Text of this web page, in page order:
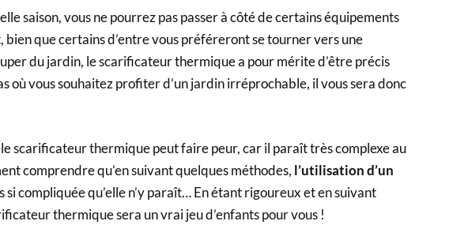
saison, vous ne pourrez pas passer à côté de certains équipements
que certains d’entre vous préféreront se tourner vers une
du jardin, le scarificateur thermique a pour mérite d’être précis
où vous souhaitez profiter d’un jardin irréprochable, il vous sera donc
scarificateur thermique peut faire peur, car il paraît très complexe au
comprendre qu’en suivant quelques méthodes, l’utilisation d’un
si compliquée qu’elle n’y paraît… En étant rigoureux et en suivant
thermique sera un vrai jeu d’enfants pour vous !